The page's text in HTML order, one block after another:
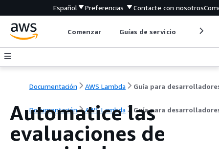
Español Preferencias Contacte con nosotros
Comenzar Guías de servicio
Documentación AWS Lambda Guía para
Documentación AWS Lambda Guía para
Automatice las
evaluaciones de